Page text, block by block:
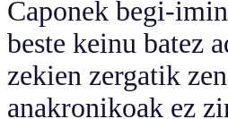
Caponek begi-
beste keinu batez
zekien zergatik
anakronikoak ez